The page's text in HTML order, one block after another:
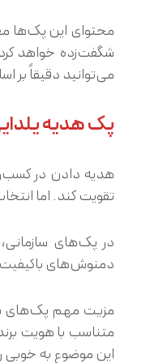
محتوای این پک‌ها
شگفت‌زده خواهد
می‌توانید دقیقاً بر
پک هدیه
هدیه دادن در
تقویت کند. اما
در پک‌های
دمنوش‌های
مزیت مهم پک‌های
متناسب با هویت
این موضوع به خوبی